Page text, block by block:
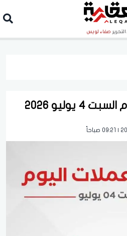
صفاء لويس
يوليو 2026